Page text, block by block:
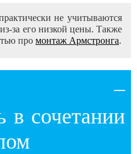
не учитываются
за его низкой цены. Также
про монтаж Армстронга.
–
в сочетании